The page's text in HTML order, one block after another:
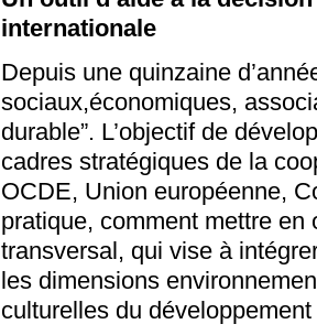
internationale
Depuis une quinzaine
sociaux,économiques,
durable”. L’objectif de
cadres stratégiques de la
OCDE, Union européenne,
pratique, comment mettre
transversal, qui vise à
les dimensions
culturelles du développement